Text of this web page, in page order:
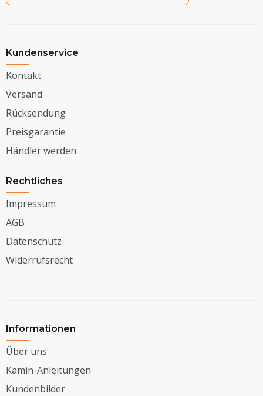
Kundenservice
Kontakt
Versand
Rücksendung
Preisgarantie
Händler werden
Rechtliches
Impressum
AGB
Datenschutz
Widerrufsrecht
Informationen
Über uns
Kamin-Anleitungen
Kundenbilder